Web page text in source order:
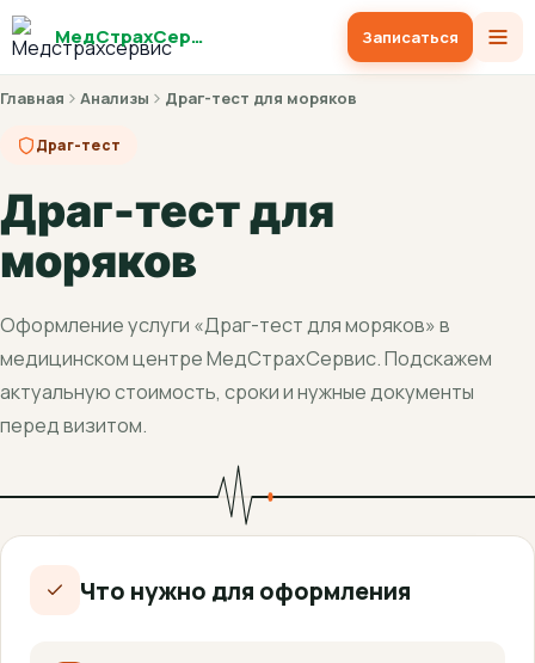
МедСтрахСервис Записаться
Главная Анализы Драг-тест для моряков
Драг-тест
Драг-тест для
моряков
Оформление услуги «Драг-тест для моряков» в
медицинском центре МедСтрахСервис. Подскажем
актуальную стоимость, сроки и нужные документы
перед визитом.
Что нужно для оформления